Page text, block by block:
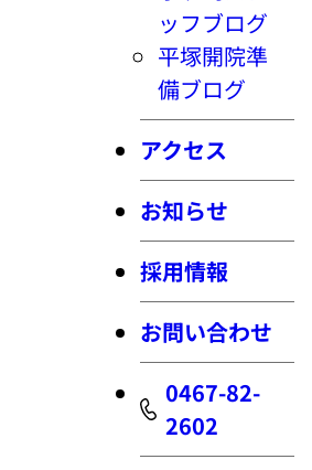
ッフブログ
平塚開院準
備ブログ
アクセス
お知らせ
採用情報
お問い合わせ
0467-82-
2602